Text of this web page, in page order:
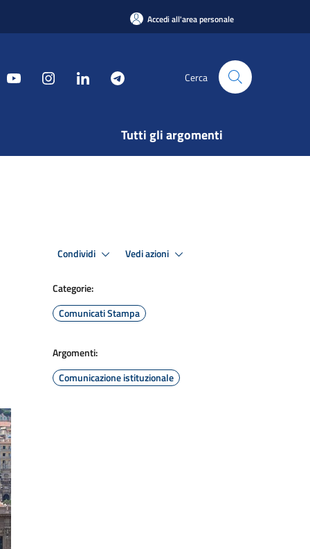
Accedi all'area personale
Cerca
Tutti gli argomenti
Condividi Vedi azioni
Categorie:
Comunicati Stampa
Argomenti:
Comunicazione istituzionale